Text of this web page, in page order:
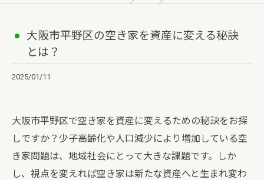
大阪市平野区の空き家を資産に変える秘訣
とは？
2025/01/11
大阪市平野区で空き家を資産に変えるための秘訣をお探
しですか？少子高齢化や人口減少により増加している空
き家問題は、地域社会にとって大きな課題です。しか
し、視点を変えれば空き家は新たな資産へと生まれ変わ